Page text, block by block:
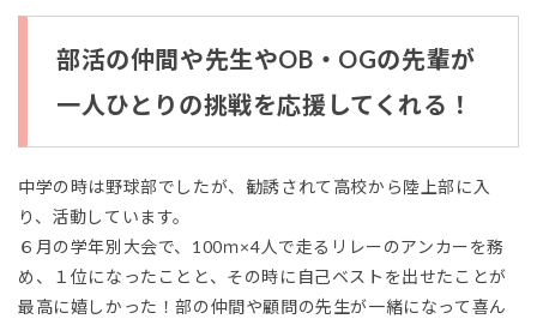
部活の仲間や先生やOB・OGの先輩が
一人ひとりの挑戦を応援してくれる！
中学の時は野球部でしたが、勧誘されて高校から陸上部に入
り、活動しています。
６月の学年別大会で、100ｍ×4人で走るリレーのアンカーを務
め、１位になったことと、その時に自己ベストを出せたことが
最高に嬉しかった！部の仲間や顧問の先生が一緒になって喜ん